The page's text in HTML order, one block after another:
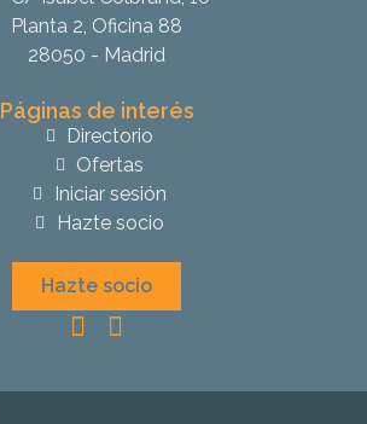
Planta 2, Oficina 88
28050 - Madrid
Páginas de interés
Directorio
Ofertas
Iniciar sesión
Hazte socio
Hazte socio